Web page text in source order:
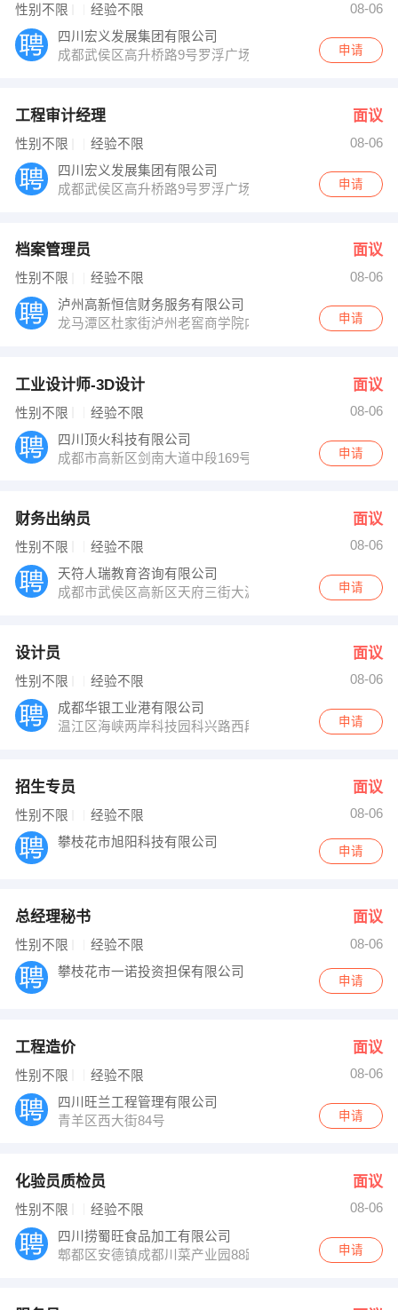
性别不限 经验不限
08-06
四川宏义发展集团有限公司
成都武侯区高升桥路9号罗浮广场15楼
申请
工程审计经理 面议
性别不限 经验不限
08-06
四川宏义发展集团有限公司
成都武侯区高升桥路9号罗浮广场15楼
申请
档案管理员 面议
性别不限 经验不限
08-06
泸州高新恒信财务服务有限公司
龙马潭区杜家街泸州老窖商学院内
申请
工业设计师-3D设计 面议
性别不限 经验不限
08-06
四川顶火科技有限公司
成都市高新区剑南大道中段169号
申请
财务出纳员 面议
性别不限 经验不限
08-06
天符人瑞教育咨询有限公司
成都市武侯区高新区天府三街大源国际一期A3栋6层
申请
设计员 面议
性别不限 经验不限
08-06
成都华银工业港有限公司
温江区海峡两岸科技园科兴路西段618号
申请
招生专员 面议
性别不限 经验不限
08-06
攀枝花市旭阳科技有限公司
申请
总经理秘书 面议
性别不限 经验不限
08-06
攀枝花市一诺投资担保有限公司
申请
工程造价 面议
性别不限 经验不限
08-06
四川旺兰工程管理有限公司
青羊区西大街84号
申请
化验员质检员 面议
性别不限 经验不限
08-06
四川捞蜀旺食品加工有限公司
郫都区安德镇成都川菜产业园88路附5号
申请